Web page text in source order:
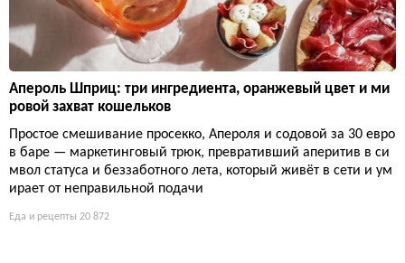
Апероль Шприц: три ингредиента, оранжевый цвет и ми
ровой захват кошельков
Простое смешивание просекко, Апероля и содовой за 30 евро
в баре — маркетинговый трюк, превративший аперитив в си
мвол статуса и беззаботного лета, который живёт в сети и ум
ирает от неправильной подачи
Еда и рецепты 20 872